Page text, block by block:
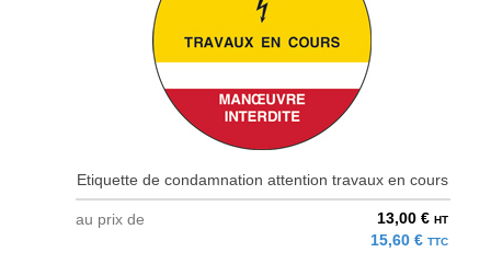
Etiquette de condamnation attention travaux en cours
au prix de 13,00 € HT
15,60 € TTC